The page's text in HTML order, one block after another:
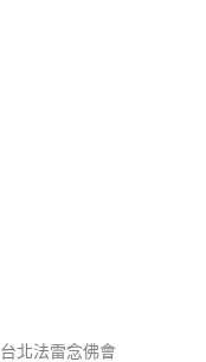
台北法雷念佛會